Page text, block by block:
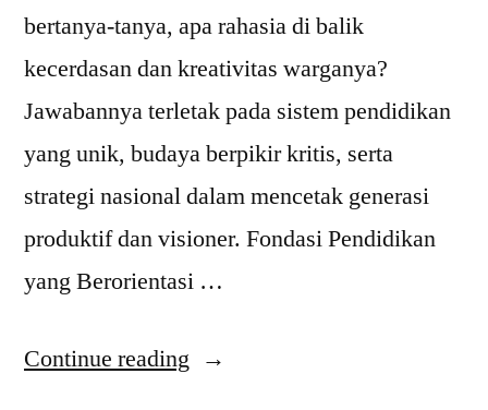
bertanya-tanya, apa rahasia di balik
kecerdasan dan kreativitas warganya?
Jawabannya terletak pada sistem pendidikan
yang unik, budaya berpikir kritis, serta
strategi nasional dalam mencetak generasi
produktif dan visioner. Fondasi Pendidikan
yang Berorientasi …
Continue reading “Rahasia